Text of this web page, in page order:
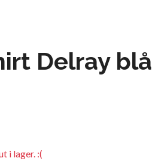
Delray blå
i lager. :(